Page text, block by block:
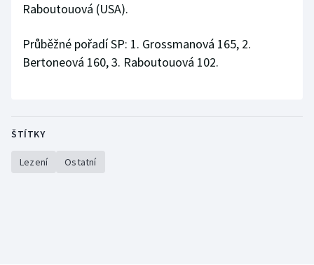
Raboutouová (USA).
Průběžné pořadí SP: 1. Grossmanová 165, 2.
Bertoneová 160, 3. Raboutouová 102.
ŠTÍTKY
Lezení Ostatní